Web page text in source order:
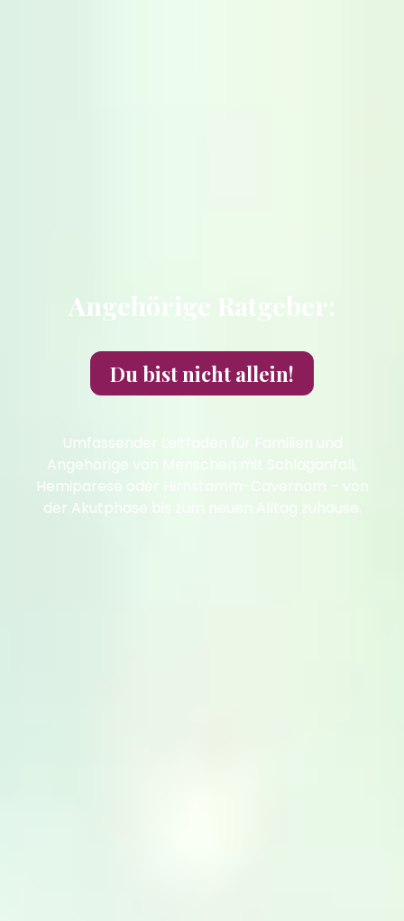
Angehörige Ratgeber:
Du bist nicht allein!
Umfassender Leitfaden für Familien und
Angehörige von Menschen mit Schlaganfall,
Hemiparese oder Hirnstamm-Cavernom – von
der Akutphase bis zum neuen Alltag zuhause.